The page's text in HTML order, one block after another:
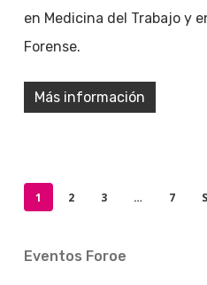
en Medicina del Trabajo y
Forense.
Más información
1 2 3 … 7
Eventos Foroe